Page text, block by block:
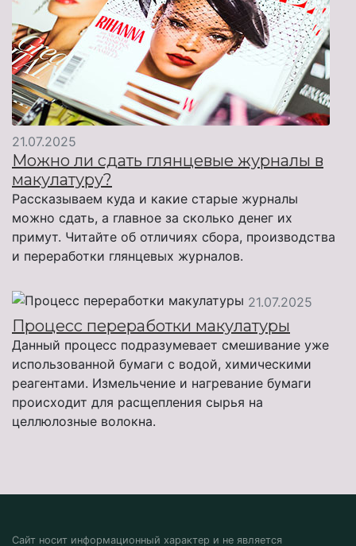
21.07.2025
Можно ли сдать глянцевые журналы в
макулатуру?
Рассказываем куда и какие старые журналы
можно сдать, а главное за сколько денег их
примут. Читайте об отличиях сбора, производства
и переработки глянцевых журналов.
21.07.2025
Процесс переработки макулатуры
Данный процесс подразумевает смешивание уже
использованной бумаги с водой, химическими
реагентами. Измельчение и нагревание бумаги
происходит для расщепления сырья на
целлюлозные волокна.
Сайт носит информационный характер и не является